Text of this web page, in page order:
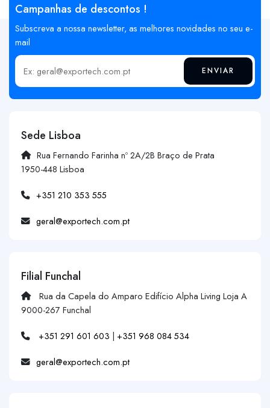
Campanhas de descontos !
Subscreva a nossa newsletter, as melhores novidades no seu e-
mail
Insira o seu email ENVIAR
Sede Lisboa
Rua Fernando Farinha nº 2A/2B Braço de Prata
1950-448 Lisboa
+351 210 353 555
geral@exportech.com.pt
Filial Funchal
Rua da Capela do Amparo Edifício Alpha Living Loja A
9000-267 Funchal
+351 291 601 603 | +351 968 084 534
geral@exportech.com.pt